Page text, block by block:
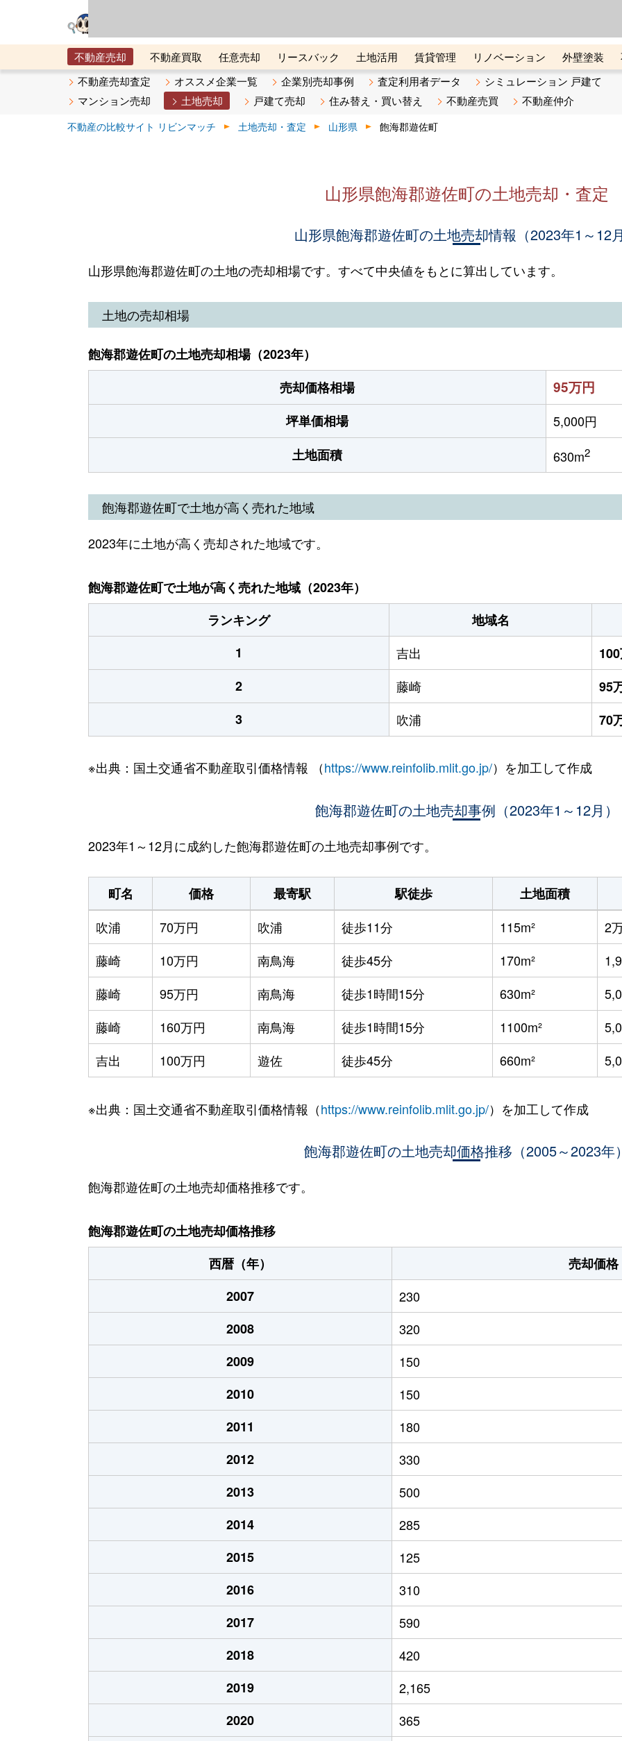
不動産売却 不動産買取 任意売却 リースバック 土地活用 賃貸管理 リノベーション 外壁塗装
メタ住宅展示場
ベスト不動産カンパニー オンライン講座 リビンマガジンBiz 不動産売却ご相談デスク
不動産売却査定 オススメ企業一覧 企業別売却事例 査定利用者データ
シミュレーション 戸建て
マンション売却
土地売却 戸建て売却 住み替え・買い替え 不動産売買 不動産仲介
不動産の比較サイト リビンマッチ 土地売却・査定 山形県 飽海郡遊佐町
山形県飽海郡遊佐町の土地売却・査定
山形県飽海郡遊佐町の土地売却情報（2023年1～12
山形県飽海郡遊佐町の土地の売却相場です。すべて中央値をもとに算出しています。
土地の売却相場
飽海郡遊佐町の土地売却相場（2023年）
売却価格相場
95万円
坪単価相場
5,000円
土地面積
630m2
飽海郡遊佐町で土地が高く売れた地域
2023年に土地が高く売却された地域です。
飽海郡遊佐町で土地が高く売れた地域（2023年）
ランキング
地域名
1
吉出
2
藤崎
95
3
吹浦 70
※出典：国土交通省不動産取引価格情報 （https://www.reinfolib.mlit.go.jp/）を加工して作成
飽海郡遊佐町の土地売却事例（2023年1～12月）
2023年1～12月に成約した飽海郡遊佐町の土地売却事例です。
町名 価格 最寄駅 駅徒歩
土地面積
吹浦
70万円 吹浦 徒歩11分 115m²
2
藤崎
10万円 南鳥海 徒歩45分 170m²
藤崎
95万円 南鳥海 徒歩1時間15分 630m²
藤崎
160万円 南鳥海 徒歩1時間15分 1100m²
吉出
100万円 遊佐 徒歩45分 660m²
※出典：国土交通省不動産取引価格情報（https://www.reinfolib.mlit.go.jp/）を加工して作成
飽海郡遊佐町の土地売却価格推移（2005～2023年
飽海郡遊佐町の土地売却価格推移です。
飽海郡遊佐町の土地売却価格推移
西暦（年）
売却価
2007
230
2008
320
2009
150
2010
150
2011
180
2012
330
2013
500
2014
285
2015
125
2016
310
2017
590
2018
420
2019
2,165
2020
365